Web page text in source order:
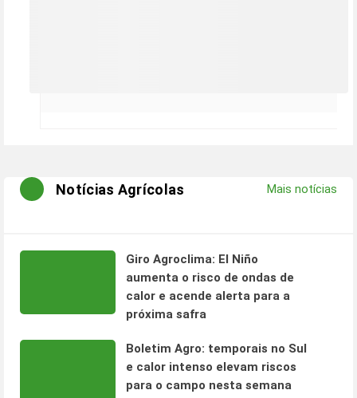
Notícias Agrícolas Mais notícias
Giro Agroclima: El Niño
aumenta o risco de ondas de
calor e acende alerta para a
próxima safra
Boletim Agro: temporais no Sul
e calor intenso elevam riscos
para o campo nesta semana